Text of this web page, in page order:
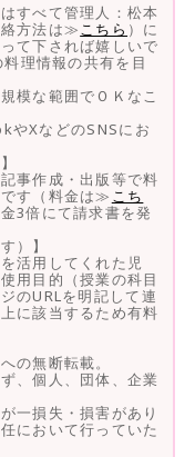
はすべて管理人：松本
方法は≫こちら ）に
て下されば嬉しいで
理情報の共有を目
模な範囲でＯＫなこ
やXなどのSNSにお
事作成・出版等で料
す（料金は≫ こち
3倍にて請求書を発
）】
活用してくれた児
用目的（授業の科目
のURLを明記して連
に該当するため有料
の無断転載。
、個人、団体、企業
一損失・損害があり
において行っていた